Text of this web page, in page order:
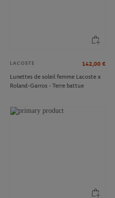
LACOSTE 142,00 €
Lunettes de soleil femme Lacoste x
Roland-Garros - Terre battue